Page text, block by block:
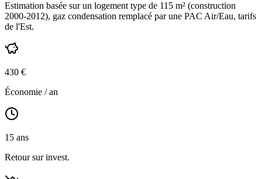
Estimation basée sur un logement type de 115 m² (construction
2000-2012), gaz condensation remplacé par une PAC Air/Eau, tarifs
de l'Est.
430 €
Économie / an
15 ans
Retour sur invest.